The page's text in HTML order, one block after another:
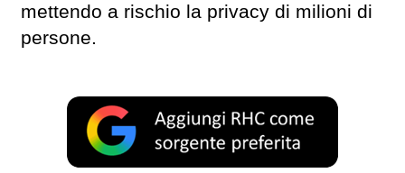
mettendo a rischio la privacy di milioni di
persone.